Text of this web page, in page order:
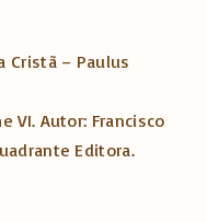
Cristã – Paulus
VI. Autor: Francisco
Editora.